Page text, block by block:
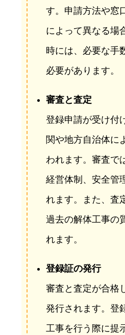
す。申請方法や窓
によって異なる場
時には、必要な手
必要があります。
審査と査定
登録申請が受け付
関や地方自治体に
われます。審査で
経営体制、安全管
れます。また、査
過去の解体工事の
れます。
登録証の発行
審査と査定が合格
発行されます。登
工事を行う際に提